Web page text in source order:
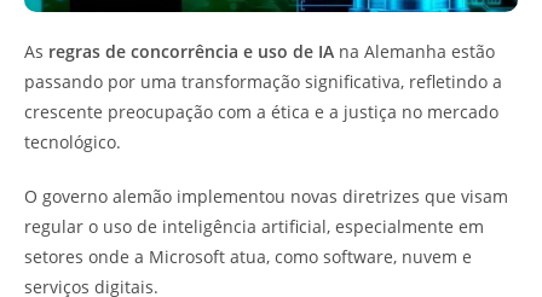
As regras de concorrência e uso de IA na Alemanha estão
passando por uma transformação significativa, refletindo a
crescente preocupação com a ética e a justiça no mercado
tecnológico.
O governo alemão implementou novas diretrizes que visam
regular o uso de inteligência artificial, especialmente em
setores onde a Microsoft atua, como software, nuvem e
serviços digitais.